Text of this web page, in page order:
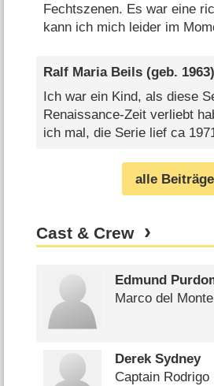
Fechtszenen. Es war eine
kann ich mich leider im
Ralf Maria Beils(geb.
Ich war ein Kind, als diese
Renaissance-Zeit verliebt
ich mal, die Serie lief ca
alle
Cast & Crew
Edmund
Marco del Monte
Derek Sydney
Captain Rodrigo